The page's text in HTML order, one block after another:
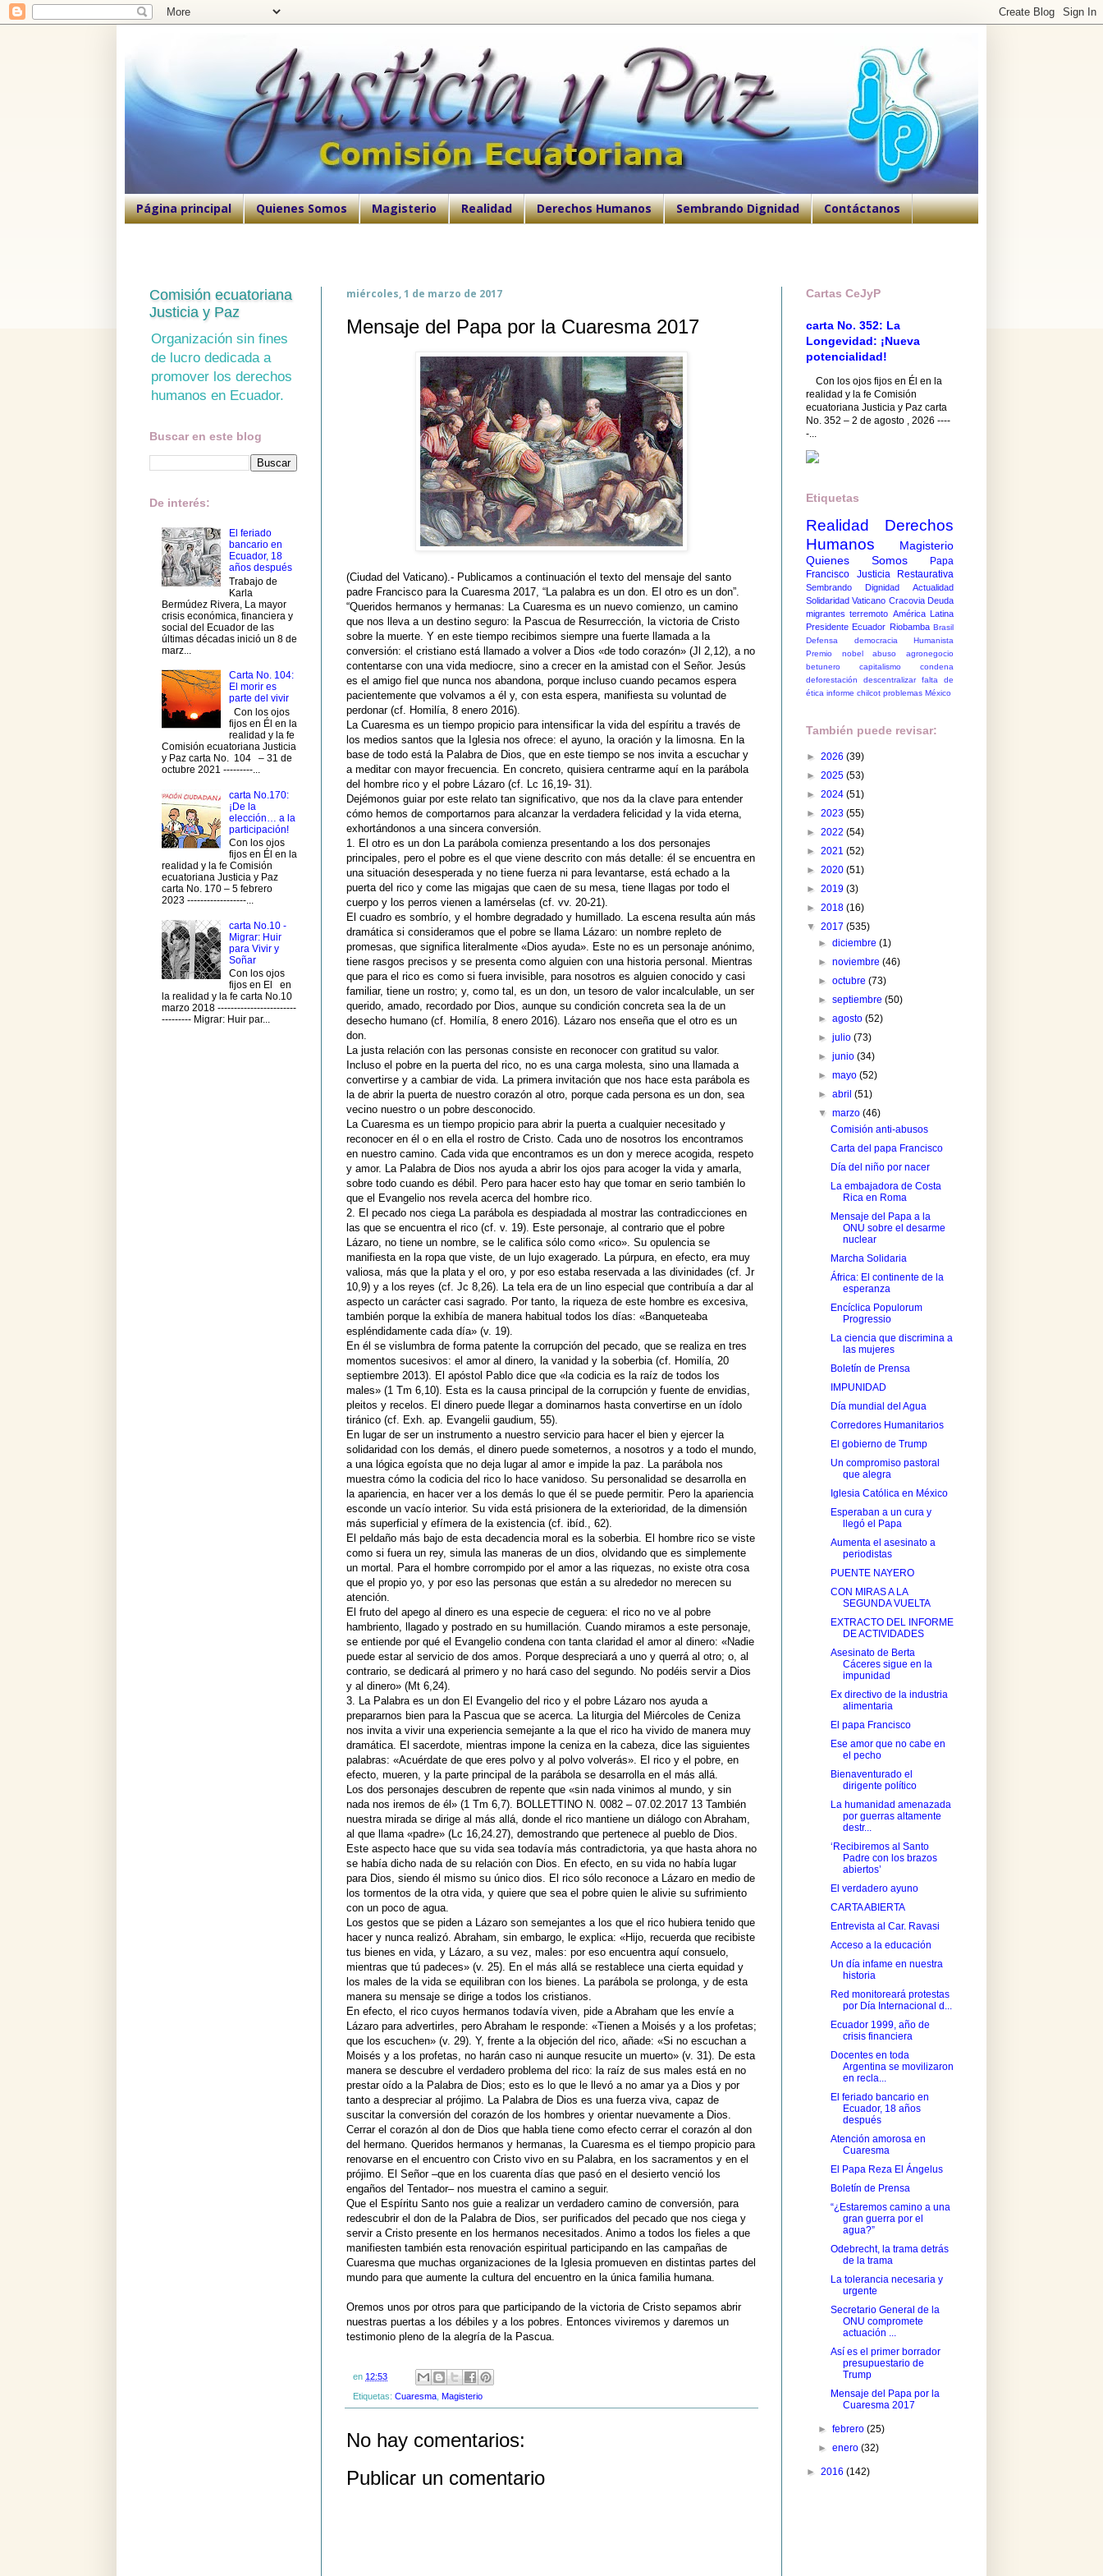
Página principal Quienes Somos Magisterio Realidad Derechos Humanos Sembrando Dignidad Contáctanos
miércoles, 1 de marzo de 2017
Mensaje del Papa por la Cuaresma 2017
(Ciudad del Vaticano).- Publicamos a continuación el texto del mensaje del santo
padre Francisco para la Cuaresma 2017, “La palabra es un don. El otro es un don”.
“Queridos hermanos y hermanas: La Cuaresma es un nuevo comienzo, un camino
que nos lleva a un destino seguro: la Pascua de Resurrección, la victoria de Cristo
sobre la muerte. Y en este tiempo recibimos siempre una fuerte llamada a la
conversión: el cristiano está llamado a volver a Dios «de todo corazón» (Jl 2,12), a no
contentarse con una vida mediocre, sino a crecer en la amistad con el Señor. Jesús
es el amigo fiel que nunca nos abandona, porque incluso cuando pecamos espera
pacientemente que volvamos a él y, con esta espera, manifiesta su voluntad de
perdonar (cf. Homilía, 8 enero 2016).
La Cuaresma es un tiempo propicio para intensificar la vida del espíritu a través de
los medios santos que la Iglesia nos ofrece: el ayuno, la oración y la limosna. En la
base de todo está la Palabra de Dios, que en este tiempo se nos invita a escuchar y
a meditar con mayor frecuencia. En concreto, quisiera centrarme aquí en la parábola
del hombre rico y el pobre Lázaro (cf. Lc 16,19- 31).
Dejémonos guiar por este relato tan significativo, que nos da la clave para entender
cómo hemos de comportarnos para alcanzar la verdadera felicidad y la vida eterna,
exhortándonos a una sincera conversión.
1. El otro es un don La parábola comienza presentando a los dos personajes
principales, pero el pobre es el que viene descrito con más detalle: él se encuentra en
una situación desesperada y no tiene fuerza ni para levantarse, está echado a la
puerta del rico y come las migajas que caen de su mesa, tiene llagas por todo el
cuerpo y los perros vienen a lamérselas (cf. vv. 20-21).
El cuadro es sombrío, y el hombre degradado y humillado. La escena resulta aún más
dramática si consideramos que el pobre se llama Lázaro: un nombre repleto de
promesas, que significa literalmente «Dios ayuda». Este no es un personaje anónimo,
tiene rasgos precisos y se presenta como alguien con una historia personal. Mientras
que para el rico es como si fuera invisible, para nosotros es alguien conocido y casi
familiar, tiene un rostro; y, como tal, es un don, un tesoro de valor incalculable, un ser
querido, amado, recordado por Dios, aunque su condición concreta sea la de un
desecho humano (cf. Homilía, 8 enero 2016). Lázaro nos enseña que el otro es un
don.
La justa relación con las personas consiste en reconocer con gratitud su valor.
Incluso el pobre en la puerta del rico, no es una carga molesta, sino una llamada a
convertirse y a cambiar de vida. La primera invitación que nos hace esta parábola es
la de abrir la puerta de nuestro corazón al otro, porque cada persona es un don, sea
vecino nuestro o un pobre desconocido.
La Cuaresma es un tiempo propicio para abrir la puerta a cualquier necesitado y
reconocer en él o en ella el rostro de Cristo. Cada uno de nosotros los encontramos
en nuestro camino. Cada vida que encontramos es un don y merece acogida, respeto
y amor. La Palabra de Dios nos ayuda a abrir los ojos para acoger la vida y amarla,
sobre todo cuando es débil. Pero para hacer esto hay que tomar en serio también lo
que el Evangelio nos revela acerca del hombre rico.
2. El pecado nos ciega La parábola es despiadada al mostrar las contradicciones en
las que se encuentra el rico (cf. v. 19). Este personaje, al contrario que el pobre
Lázaro, no tiene un nombre, se le califica sólo como «rico». Su opulencia se
manifiesta en la ropa que viste, de un lujo exagerado. La púrpura, en efecto, era muy
valiosa, más que la plata y el oro, y por eso estaba reservada a las divinidades (cf. Jr
10,9) y a los reyes (cf. Jc 8,26). La tela era de un lino especial que contribuía a dar al
aspecto un carácter casi sagrado. Por tanto, la riqueza de este hombre es excesiva,
también porque la exhibía de manera habitual todos los días: «Banqueteaba
espléndidamente cada día» (v. 19).
En él se vislumbra de forma patente la corrupción del pecado, que se realiza en tres
momentos sucesivos: el amor al dinero, la vanidad y la soberbia (cf. Homilía, 20
septiembre 2013). El apóstol Pablo dice que «la codicia es la raíz de todos los
males» (1 Tm 6,10). Esta es la causa principal de la corrupción y fuente de envidias,
pleitos y recelos. El dinero puede llegar a dominarnos hasta convertirse en un ídolo
tiránico (cf. Exh. ap. Evangelii gaudium, 55).
En lugar de ser un instrumento a nuestro servicio para hacer el bien y ejercer la
solidaridad con los demás, el dinero puede someternos, a nosotros y a todo el mundo,
a una lógica egoísta que no deja lugar al amor e impide la paz. La parábola nos
muestra cómo la codicia del rico lo hace vanidoso. Su personalidad se desarrolla en
la apariencia, en hacer ver a los demás lo que él se puede permitir. Pero la apariencia
esconde un vacío interior. Su vida está prisionera de la exterioridad, de la dimensión
más superficial y efímera de la existencia (cf. ibíd., 62).
El peldaño más bajo de esta decadencia moral es la soberbia. El hombre rico se viste
como si fuera un rey, simula las maneras de un dios, olvidando que es simplemente
un mortal. Para el hombre corrompido por el amor a las riquezas, no existe otra cosa
que el propio yo, y por eso las personas que están a su alrededor no merecen su
atención.
El fruto del apego al dinero es una especie de ceguera: el rico no ve al pobre
hambriento, llagado y postrado en su humillación. Cuando miramos a este personaje,
se entiende por qué el Evangelio condena con tanta claridad el amor al dinero: «Nadie
puede estar al servicio de dos amos. Porque despreciará a uno y querrá al otro; o, al
contrario, se dedicará al primero y no hará caso del segundo. No podéis servir a Dios
y al dinero» (Mt 6,24).
3. La Palabra es un don El Evangelio del rico y el pobre Lázaro nos ayuda a
prepararnos bien para la Pascua que se acerca. La liturgia del Miércoles de Ceniza
nos invita a vivir una experiencia semejante a la que el rico ha vivido de manera muy
dramática. El sacerdote, mientras impone la ceniza en la cabeza, dice las siguientes
palabras: «Acuérdate de que eres polvo y al polvo volverás». El rico y el pobre, en
efecto, mueren, y la parte principal de la parábola se desarrolla en el más allá.
Los dos personajes descubren de repente que «sin nada vinimos al mundo, y sin
nada nos iremos de él» (1 Tm 6,7). BOLLETTINO N. 0082 – 07.02.2017 13 También
nuestra mirada se dirige al más allá, donde el rico mantiene un diálogo con Abraham,
al que llama «padre» (Lc 16,24.27), demostrando que pertenece al pueblo de Dios.
Este aspecto hace que su vida sea todavía más contradictoria, ya que hasta ahora no
se había dicho nada de su relación con Dios. En efecto, en su vida no había lugar
para Dios, siendo él mismo su único dios. El rico sólo reconoce a Lázaro en medio de
los tormentos de la otra vida, y quiere que sea el pobre quien le alivie su sufrimiento
con un poco de agua.
Los gestos que se piden a Lázaro son semejantes a los que el rico hubiera tenido que
hacer y nunca realizó. Abraham, sin embargo, le explica: «Hijo, recuerda que recibiste
tus bienes en vida, y Lázaro, a su vez, males: por eso encuentra aquí consuelo,
mientras que tú padeces» (v. 25). En el más allá se restablece una cierta equidad y
los males de la vida se equilibran con los bienes. La parábola se prolonga, y de esta
manera su mensaje se dirige a todos los cristianos.
En efecto, el rico cuyos hermanos todavía viven, pide a Abraham que les envíe a
Lázaro para advertirles, pero Abraham le responde: «Tienen a Moisés y a los profetas;
que los escuchen» (v. 29). Y, frente a la objeción del rico, añade: «Si no escuchan a
Moisés y a los profetas, no harán caso ni aunque resucite un muerto» (v. 31). De esta
manera se descubre el verdadero problema del rico: la raíz de sus males está en no
prestar oído a la Palabra de Dios; esto es lo que le llevó a no amar ya a Dios y por
tanto a despreciar al prójimo. La Palabra de Dios es una fuerza viva, capaz de
suscitar la conversión del corazón de los hombres y orientar nuevamente a Dios.
Cerrar el corazón al don de Dios que habla tiene como efecto cerrar el corazón al don
del hermano. Queridos hermanos y hermanas, la Cuaresma es el tiempo propicio para
renovarse en el encuentro con Cristo vivo en su Palabra, en los sacramentos y en el
prójimo. El Señor –que en los cuarenta días que pasó en el desierto venció los
engaños del Tentador– nos muestra el camino a seguir.
Que el Espíritu Santo nos guie a realizar un verdadero camino de conversión, para
redescubrir el don de la Palabra de Dios, ser purificados del pecado que nos ciega y
servir a Cristo presente en los hermanos necesitados. Animo a todos los fieles a que
manifiesten también esta renovación espiritual participando en las campañas de
Cuaresma que muchas organizaciones de la Iglesia promueven en distintas partes del
mundo para que aumente la cultura del encuentro en la única familia humana.
Oremos unos por otros para que participando de la victoria de Cristo sepamos abrir
nuestras puertas a los débiles y a los pobres. Entonces viviremos y daremos un
testimonio pleno de la alegría de la Pascua.
en 12:53
Etiquetas: Cuaresma Magisterio
No hay comentarios:
Publicar un comentario
Comisión ecuatoriana
Justicia y Paz
Organización sin fines
de lucro dedicada a
promover los derechos
humanos en Ecuador.
Buscar en este blog
De interés:
El feriado
bancario en
Ecuador, 18
años después
Trabajo de
Karla
Bermúdez Rivera, La mayor
crisis económica, financiera y
social del Ecuador de las
últimas décadas inició un 8 de
marz...
Carta No. 104:
El morir es
parte del vivir
Con los ojos
fijos en Él en la
realidad y la fe
Comisión ecuatoriana Justicia
y Paz carta No. 104 – 31 de
octubre 2021 ---------...
carta No.170:
¡De la
elección… a la
participación!
Con los ojos
fijos en Él en la
realidad y la fe Comisión
ecuatoriana Justicia y Paz
carta No. 170 – 5 febrero
2023 ------------------...
carta No.10 -
Migrar: Huir
para Vivir y
Soñar
Con los ojos
fijos en El en
la realidad y la fe carta No.10
marzo 2018 ------------------------
--------- Migrar: Huir par...
Cartas CeJyP
carta No. 352: La
Longevidad: ¡Nueva
potencialidad!
Con los ojos fijos en Él en la
realidad y la fe Comisión
ecuatoriana Justicia y Paz carta
No. 352 – 2 de agosto , 2026 ----
-...
Etiquetas
Realidad
Derechos
Humanos
Magisterio
Quienes Somos
Papa
Francisco
Justicia Restaurativa
Sembrando Dignidad
Actualidad
Solidaridad Vaticano Cracovia Deuda
migrantes terremoto América Latina
Presidente Ecuador Riobamba Brasil
Defensa democracia
Humanista
Premio nobel
abuso
agronegocio
betunero
capitalismo
condena
deforestación
descentralizar
falta de
ética informe chilcot problemas México
También puede revisar:
► 2026 (39)
► 2025 (53)
► 2024 (51)
► 2023 (55)
► 2022 (54)
► 2021 (52)
► 2020 (51)
► 2019 (3)
► 2018 (16)
▼ 2017 (535)
►diciembre(1)
►noviembre(46)
►octubre(73)
►septiembre(50)
►agosto(52)
►julio(73)
►junio(34)
►mayo(52)
►abril(51)
▼marzo(46)
Comisión anti-abusos
Carta del papa Francisco
Día del niño por nacer
La embajadora de Costa
Rica en Roma
Mensaje del Papa a la
ONU sobre el desarme
nuclear
Marcha Solidaria
África: El continente de la
esperanza
Encíclica Populorum
Progressio
La ciencia que discrimina a
las mujeres
Boletín de Prensa
IMPUNIDAD
Día mundial del Agua
Corredores Humanitarios
El gobierno de Trump
Un compromiso pastoral
que alegra
Iglesia Católica en México
Esperaban a un cura y
llegó el Papa
Aumenta el asesinato a
periodistas
PUENTE NAYERO
CON MIRAS A LA
SEGUNDA VUELTA
EXTRACTO DEL INFORME
DE ACTIVIDADES
Asesinato de Berta
Cáceres sigue en la
impunidad
Ex directivo de la industria
alimentaria
El papa Francisco
Ese amor que no cabe en
el pecho
Bienaventurado el
dirigente político
La humanidad amenazada
por guerras altamente
destr...
‘Recibiremos al Santo
Padre con los brazos
abiertos’
El verdadero ayuno
CARTA ABIERTA
Entrevista al Car. Ravasi
Acceso a la educación
Un día infame en nuestra
historia
Red monitoreará protestas
por Día Internacional d...
Ecuador 1999, año de
crisis financiera
Docentes en toda
Argentina se movilizaron
en recla...
El feriado bancario en
Ecuador, 18 años
después
Atención amorosa en
Cuaresma
El Papa Reza El Ángelus
Boletín de Prensa
“¿Estaremos camino a una
gran guerra por el
agua?”
Odebrecht, la trama detrás
de la trama
La tolerancia necesaria y
urgente
Secretario General de la
ONU compromete
actuación ...
Así es el primer borrador
presupuestario de
Trump
Mensaje del Papa por la
Cuaresma 2017
►febrero(25)
►enero(32)
► 2016 (142)